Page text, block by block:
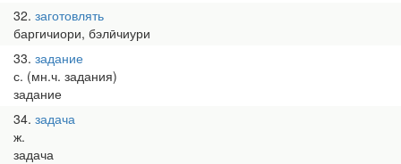
32 заготовлять
баргичиори, бэлӣчиури
33 задание
с. (мн.ч. задания)
задание
34 задача
ж.
задача